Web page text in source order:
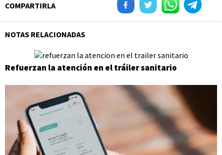
COMPARTIRLA
NOTAS RELACIONADAS
Refuerzan la atención en el tráiler sanitario